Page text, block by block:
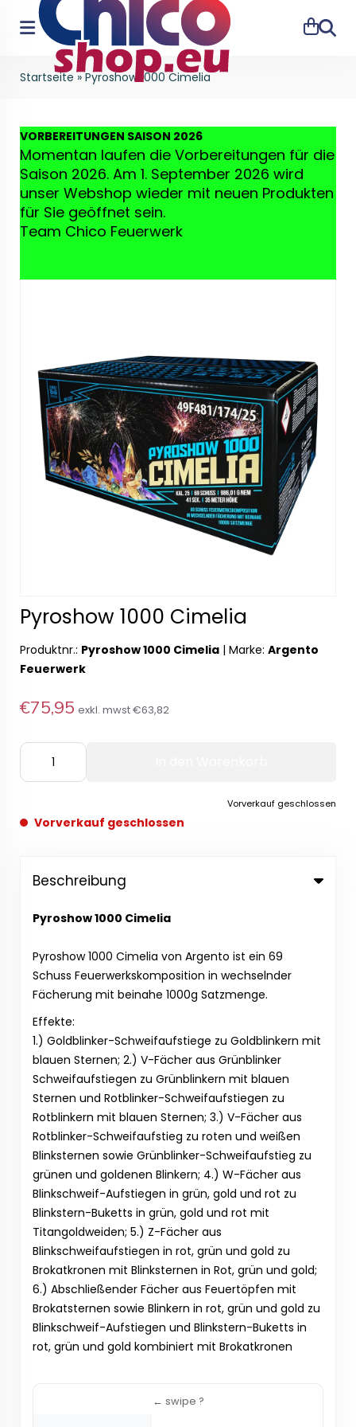
Suche
Startseite »Pyroshow 1000 Cimelia
VORBEREITUNGEN SAISON 2026
Momentan laufen die Vorbereitungen für die
Saison 2026. Am 1. September 2026 wird
unser Webshop wieder mit neuen Produkten
für Sie geöffnet sein.
Team Chico Feuerwerk
Pyroshow 1000 Cimelia
Produktnr.: Pyroshow 1000 Cimelia | Marke: Argento
Feuerwerk
€75,95 exkl. mwst€63,82
Vorverkauf geschlossen
Vorverkauf geschlossen
Beschreibung
Pyroshow 1000 Cimelia
Pyroshow 1000 Cimelia von Argento ist ein 69
Schuss Feuerwerkskomposition in wechselnder
Fächerung mit beinahe 1000g Satzmenge.
Effekte:
1.) Goldblinker-Schweifaufstiege zu Goldblinkern mit
blauen Sternen; 2.) V-Fächer aus Grünblinker
Schweifaufstiegen zu Grünblinkern mit blauen
Sternen und Rotblinker-Schweifaufstiegen zu
Rotblinkern mit blauen Sternen; 3.) V-Fächer aus
Rotblinker-Schweifaufstieg zu roten und weißen
Blinksternen sowie Grünblinker-Schweifaufstieg zu
grünen und goldenen Blinkern; 4.) W-Fächer aus
Blinkschweif-Aufstiegen in grün, gold und rot zu
Blinkstern-Buketts in grün, gold und rot mit
Titangoldweiden; 5.) Z-Fächer aus
Blinkschweifaufstiegen in rot, grün und gold zu
Brokatkronen mit Blinksternen in Rot, grün und gold;
6.) Abschließender Fächer aus Feuertöpfen mit
Brokatsternen sowie Blinkern in rot, grün und gold zu
Blinkschweif-Aufstiegen und Blinkstern-Buketts in
rot, grün und gold kombiniert mit Brokatkronen